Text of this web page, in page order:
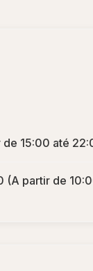
de 15:00 até
(A partir de